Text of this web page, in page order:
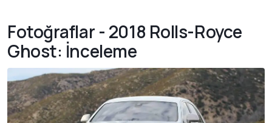
Fotoğraflar - 2018 Rolls-Royce
Ghost: İnceleme